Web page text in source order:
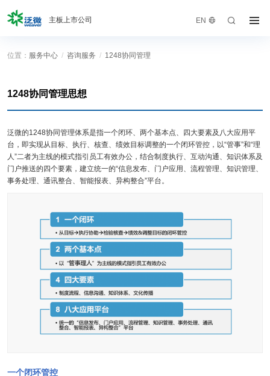
主板上市公司 EN
产品体系
服务中心
生态联盟
数智化产品体系
业务专项
人事管理·聚才林 知识管理·采知连
营销管理·九氚汇
采购管理·京桥通 费控管理·齐业成
流程自动化·千里聆 档案管理·文书定
即时通讯·易秒办
资产管理·资管家 发票管理·业票通
学习培训考试·青蓝阁
平台产品
位置： 服务中心 / 咨询服务 / 1248协同管理
1248协同管理思想
泛微的1248协同管理体系是指一个闭环、两个基本点、四大要素及八大应用平
台，即实现从目标、执行、核查、绩效目标调整的一个闭环管控，以“管事”和“理
人”二者为主线的模式指引员工有效办公，结合制度执行、互动沟通、知识体系及
门户推送的四个要素，建立统一的“信息发布、门户应用、流程管理、知识管理、
事务处理、通讯整合、智能报表、异构整合”平台。
一个闭环管控